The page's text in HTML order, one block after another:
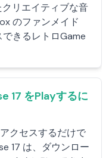
リエイティブな音
のファンメイド
きるレトロGame
17 をPlayするに
クセスするだけで
17 は、ダウンロー